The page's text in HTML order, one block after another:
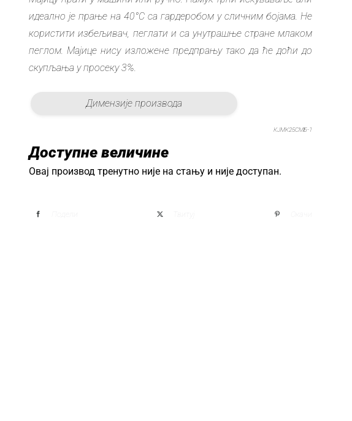
идеално је прање на 40°C са гардеробом у сличним бојама. Не
користити избељивач, пеглати и са унутрашње стране млаком
пеглом. Мајице нису изложене предпрању тако да ће доћи до
скупљања у просеку 3%.
Димензије производа
КЈМК25СМБ-1
Доступне величине
Овај производ тренутно није на стању и није доступан.